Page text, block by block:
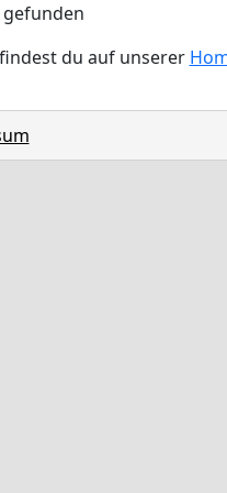
gefunden
du auf unserer